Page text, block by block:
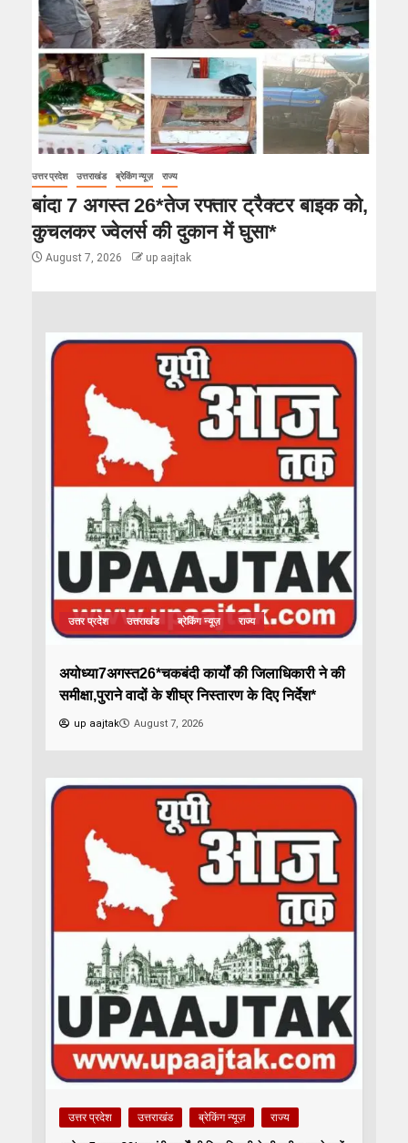
उत्तर प्रदेश उत्तराखंड ब्रेकिंग न्यूज़ राज्य
बांदा 7 अगस्त 26*तेज रफ्तार ट्रैक्टर बाइक को,
कुचलकर ज्वेलर्स की दुकान में घुसा*
August 7, 2026 up aajtak
उत्तर प्रदेश उत्तराखंड ब्रेकिंग न्यूज़ राज्य
अयोध्या7अगस्त26*चकबंदी कार्यों की जिलाधिकारी ने की
समीक्षा,पुराने वादों के शीघ्र निस्तारण के दिए निर्देश*
up aajtak August 7, 2026
उत्तर प्रदेश उत्तराखंड ब्रेकिंग न्यूज़ राज्य